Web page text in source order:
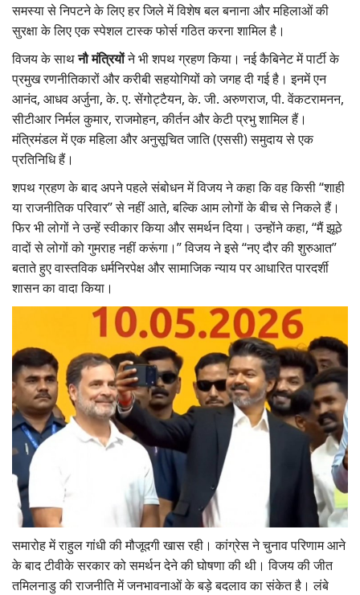
समस्या से निपटने के लिए हर जिले में विशेष बल बनाना और महिलाओं की
सुरक्षा के लिए एक स्पेशल टास्क फोर्स गठित करना शामिल है।
विजय के साथनौ मंत्रियोंने भी शपथ ग्रहण किया। नई कैबिनेट में पार्टी के
प्रमुख रणनीतिकारों और करीबी सहयोगियों को जगह दी गई है। इनमें एन
आनंद, आधव अर्जुना, के. ए. सेंगोट्टैयन, के. जी. अरुणराज, पी. वेंकटरामनन,
सीटीआर निर्मल कुमार, राजमोहन, कीर्तन और केटी प्रभु शामिल हैं।
मंत्रिमंडल में एक महिला और अनुसूचित जाति (एससी) समुदाय से एक
प्रतिनिधि हैं।
शपथ ग्रहण के बाद अपने पहले संबोधन में विजय ने कहा कि वह किसी “शाही
या राजनीतिक परिवार” से नहीं आते, बल्कि आम लोगों के बीच से निकले हैं।
फिर भी लोगों ने उन्हें स्वीकार किया और समर्थन दिया। उन्होंने कहा, “मैं झूठे
वादों से लोगों को गुमराह नहीं करूंगा।” विजय ने इसे “नए दौर की शुरुआत”
बताते हुए वास्तविक धर्मनिरपेक्ष और सामाजिक न्याय पर आधारित पारदर्शी
शासन का वादा किया।
समारोह में राहुल गांधी की मौजूदगी खास रही। कांग्रेस ने चुनाव परिणाम आने
के बाद टीवीके सरकार को समर्थन देने की घोषणा की थी। विजय की जीत
तमिलनाडु की राजनीति में जनभावनाओं के बड़े बदलाव का संकेत है। लंबे